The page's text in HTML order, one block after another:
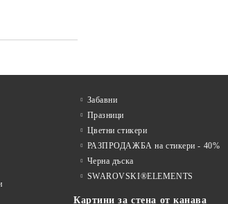
Забавни
Празници
Цветни стикери
РАЗПРОДАЖБА на стикери - 40%
Черна дъска
SWAROVSKI®ELEMENTS
Картини за стена от канава